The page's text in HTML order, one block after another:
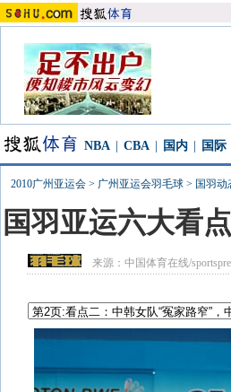
NBA CBA 国内 国际
2010广州亚运会 > 广州亚运会羽毛球 > 国羽动
国羽亚运六大看
来源：中国体育在线/